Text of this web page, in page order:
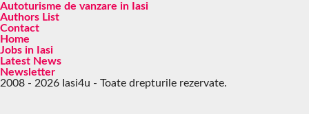
Autoturisme de vanzare in Iasi
Authors List
Contact
Home
Jobs in Iasi
Latest News
Newsletter
2008 - 2026 Iasi4u - Toate drepturile rezervate.